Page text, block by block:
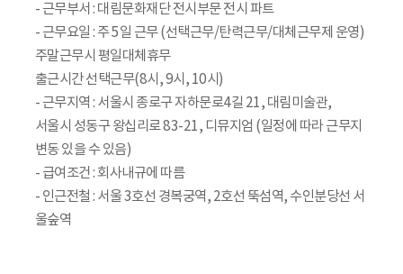
- 근무부서 : 대림문화재단 전시부문 전시 파트
- 근무요일 : 주 5일 근무 (선택근무/탄력근무/대체근무제 운영)
주말근무시 평일대체휴무
출근시간 선택근무(8시, 9시, 10시)
- 근무지역 : 서울시 종로구 자하문로4길 21, 대림미술관,
서울시 성동구 왕십리로 83-21, 디뮤지엄 (일정에 따라 근무지
변동 있을 수 있음)
- 급여조건 : 회사내규에 따름
- 인근전철 : 서울 3호선 경복궁역, 2호선 뚝섬역, 수인분당선 서
울숲역